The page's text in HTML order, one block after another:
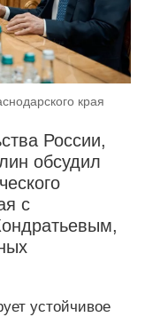
края
России,
обсудил
с
устойчивое